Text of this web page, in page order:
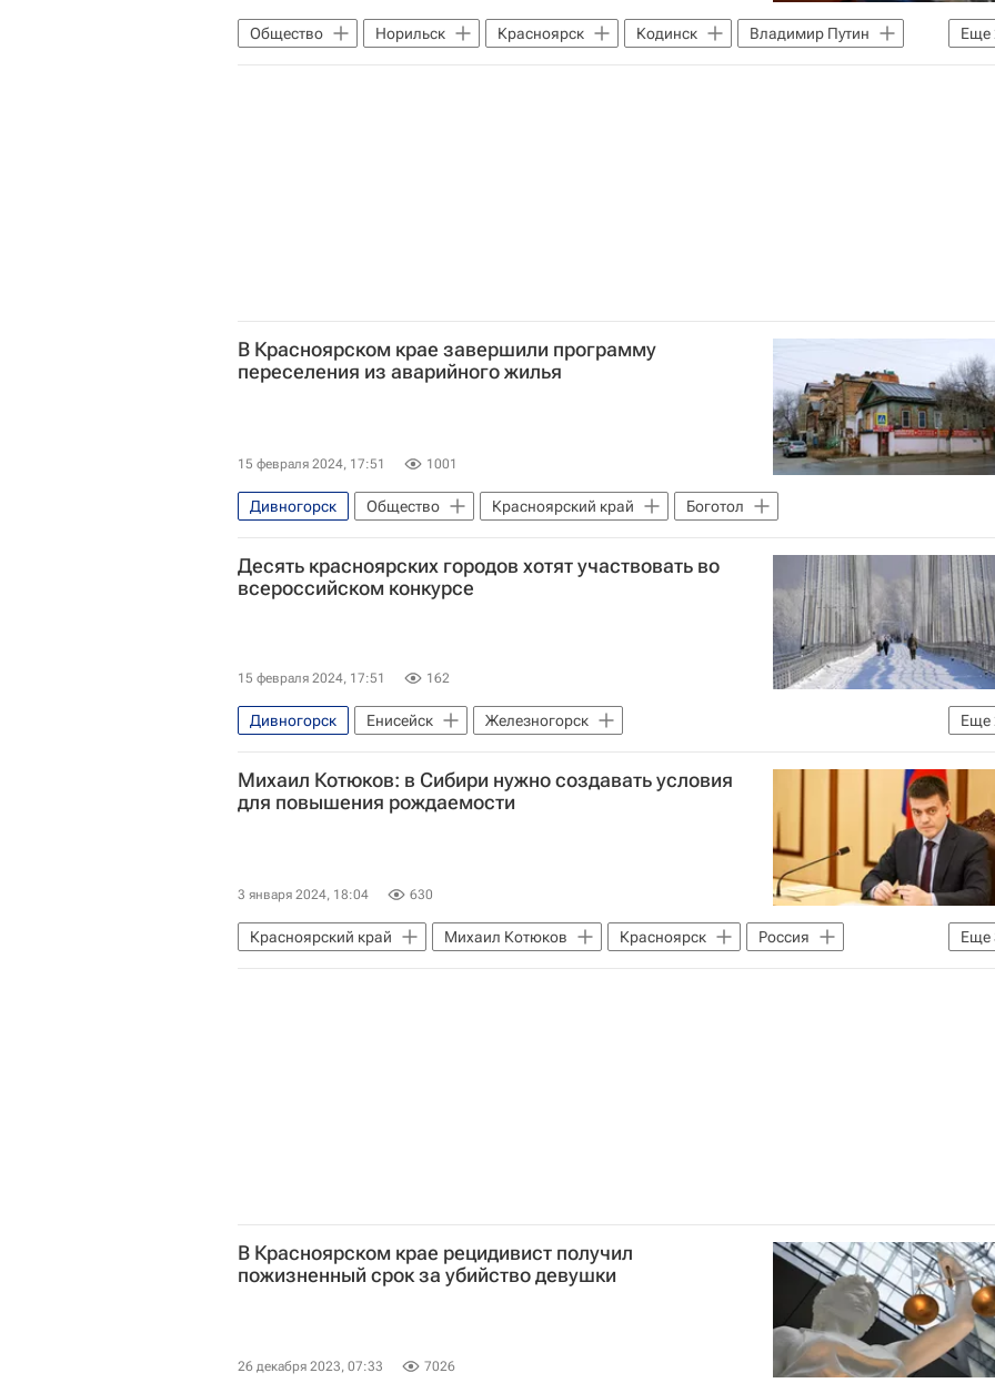
Еще
Общество Норильск Красноярск Кодинск
Владимир Путин
Чернобыльская АЭС
Красноярский край
В Красноярском крае завершили программу
переселения из аварийного жилья
15 февраля 2024, 17:51 1001
Дивногорск Общество Красноярский край Боготол
Десять красноярских городов хотят участвовать во
всероссийском конкурсе
15 февраля 2024, 17:51 162
Еще
Дивногорск Енисейск
Железногорск
Министерство строительства и жилищно-коммунального хозяйства РФ (Минстрой России)
Красноярский край
Михаил Котюков: в Сибири нужно создавать условия
для повышения рождаемости
3 января 2024, 18:04 630
Еще
Красноярский край Михаил Котюков Красноярск
Россия
Норильский никель
Газпром Интервью - Авторы
В Красноярском крае рецидивист получил
пожизненный срок за убийство девушки
26 декабря 2023, 07:33 7026